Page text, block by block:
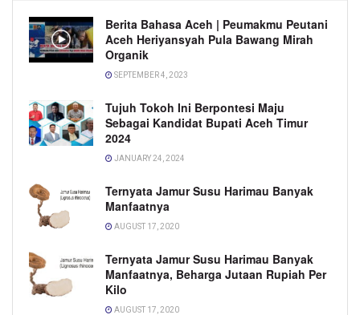
Berita Bahasa Aceh | Peumakmu Peutani
Aceh Heriyansyah Pula Bawang Mirah
Organik
SEPTEMBER 4, 2023
Tujuh Tokoh Ini Berpontesi Maju
Sebagai Kandidat Bupati Aceh Timur
2024
JANUARY 24, 2024
Ternyata Jamur Susu Harimau Banyak
Manfaatnya
AUGUST 17, 2020
Ternyata Jamur Susu Harimau Banyak
Manfaatnya, Beharga Jutaan Rupiah Per
Kilo
AUGUST 17, 2020